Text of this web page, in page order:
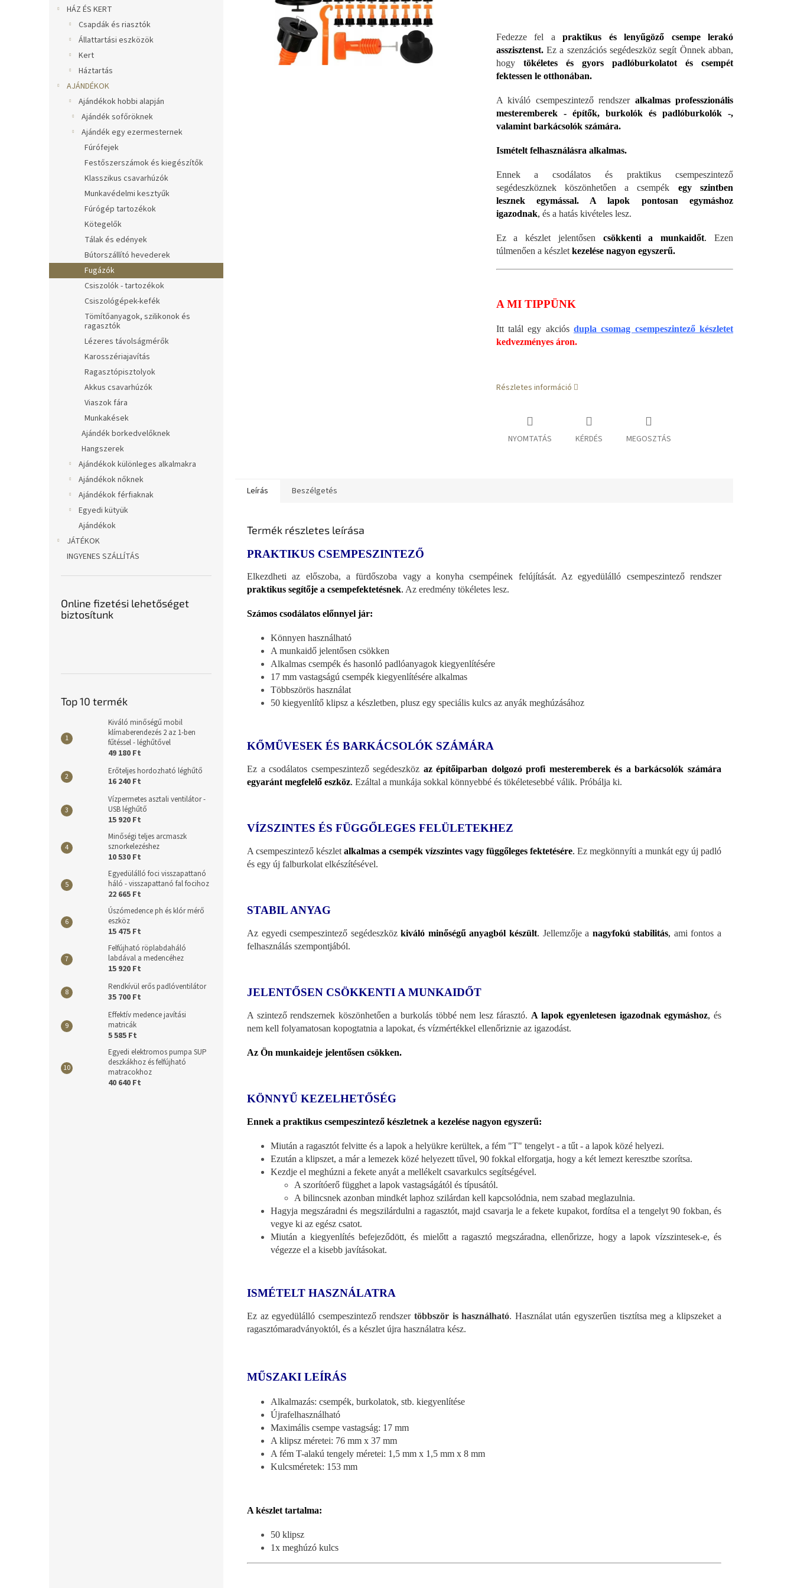
HÁZ ÉS KERT
Csapdák és riasztók
Állattartási eszközök
Kert
Háztartás
AJÁNDÉKOK
Ajándékok hobbi alapján
Ajándék sofőröknek
Ajándék egy ezermesternek
Fúrófejek
Festőszerszámok és kiegészítők
Klasszikus csavarhúzók
Munkavédelmi kesztyűk
Fúrógép tartozékok
Kötegelők
Tálak és edények
Bútorszállító hevederek
Fugázók
Csiszolók - tartozékok
Csiszológépek-kefék
Tömítőanyagok, szilikonok és
ragasztók
Lézeres távolságmérők
Karosszériajavítás
Ragasztópisztolyok
Akkus csavarhúzók
Viaszok fára
Munkakések
Ajándék borkedvelőknek
Hangszerek
Ajándékok különleges alkalmakra
Ajándékok nőknek
Ajándékok férfiaknak
Egyedi kütyük
Ajándékok
JÁTÉKOK
INGYENES SZÁLLÍTÁS
Online fizetési lehetőséget
biztosítunk
Top 10 termék
Kiváló minőségű mobil
klímaberendezés 2 az 1-ben
fűtéssel - léghűtővel
49 180 Ft
Erőteljes hordozható léghűtő
16 240 Ft
Vízpermetes asztali ventilátor -
USB léghűtő
15 920 Ft
Minőségi teljes arcmaszk
sznorkelezéshez
10 530 Ft
Egyedülálló foci visszapattanó
háló - visszapattanó fal focihoz
22 665 Ft
Úszómedence ph és klór mérő
eszköz
15 475 Ft
Felfújható röplabdaháló
labdával a medencéhez
15 920 Ft
Rendkívül erős padlóventilátor
35 700 Ft
Effektív medence javítási
matricák
5 585 Ft
Egyedi elektromos pumpa SUP
deszkákhoz és felfújható
matracokhoz
40 640 Ft
Fedezze fel a praktikus és lenyűgöző csempe lerakó
asszisztenst.Ez a szenzációs segédeszköz segít Önnek abban,
hogytökéletes és gyors padlóburkolatot és csempét
fektessen le otthonában.
A kiváló csempeszintező rendszer alkalmas professzionális
mesteremberek - építők, burkolók és padlóburkolók -,
valamint barkácsolók számára.
Ismételt felhasználásra alkalmas.
Ennek a csodálatos és praktikus csempeszintező
segédeszköznek köszönhetően a csempék egy szintben
lesznek egymással. A lapok pontosan egymáshoz
igazodnak, és a hatás kivételes lesz.
Ez a készlet jelentősen csökkenti a munkaidőt. Ezen
túlmenően a készletkezelése nagyon egyszerű.
A MI TIPPÜNK
Itt talál egy akciós dupla csomag csempeszintező készletet
kedvezményes áron.
Részletes információ
NYOMTATÁS KÉRDÉS MEGOSZTÁS
Leírás Beszélgetés
Termék részletes leírása
PRAKTIKUS CSEMPESZINTEZŐ
Elkezdheti az előszoba, a fürdőszoba vagy a konyha csempéinek felújítását. Az egyedülálló csempeszintező rendszer
praktikus segítője a csempefektetésnek. Az eredmény tökéletes lesz.
Számos csodálatos előnnyel jár:
Könnyen használható
A munkaidő jelentősen csökken
Alkalmas csempék és hasonló padlóanyagok kiegyenlítésére
17 mm vastagságú csempék kiegyenlítésére alkalmas
Többszörös használat
50 kiegyenlítő klipsz a készletben, plusz egy speciális kulcs az anyák meghúzásához
KŐMŰVESEK ÉS BARKÁCSOLÓK SZÁMÁRA
Ez a csodálatos csempeszintező segédeszköz az építőiparban dolgozó profi mesteremberek és a barkácsolók számára
egyaránt megfelelő eszköz. Ezáltal a munkája sokkal könnyebbé és tökéletesebbé válik. Próbálja ki.
VÍZSZINTES ÉS FÜGGŐLEGES FELÜLETEKHEZ
A csempeszintező készlet alkalmas a csempék vízszintes vagy függőleges fektetésére. Ez megkönnyíti a munkát egy új padló
és egy új falburkolat elkészítésével.
STABIL ANYAG
Az egyedi csempeszintező segédeszközkiváló minőségű anyagból készült. Jellemzője a nagyfokú stabilitás, ami fontos a
felhasználás szempontjából.
JELENTŐSEN CSÖKKENTI A MUNKAIDŐT
A szintező rendszernek köszönhetően a burkolás többé nem lesz fárasztó. A lapok egyenletesen igazodnak egymáshoz, és
nem kell folyamatosan kopogtatnia a lapokat, és vízmértékkel ellenőriznie az igazodást.
Az Ön munkaideje jelentősen csökken.
KÖNNYŰ KEZELHETŐSÉG
Ennek a praktikus csempeszintező készletnek a kezelése nagyon egyszerű:
Miután a ragasztót felvitte és a lapok a helyükre kerültek, a fém "T" tengelyt - a tűt - a lapok közé helyezi.
Ezután a klipszet, a már a lemezek közé helyezett tűvel, 90 fokkal elforgatja, hogy a két lemezt keresztbe szorítsa.
Kezdje el meghúzni a fekete anyát a mellékelt csavarkulcs segítségével.
A szorítóerő függhet a lapok vastagságától és típusától.
A bilincsnek azonban mindkét laphoz szilárdan kell kapcsolódnia, nem szabad meglazulnia.
Hagyja megszáradni és megszilárdulni a ragasztót, majd csavarja le a fekete kupakot, fordítsa el a tengelyt 90 fokban, és
vegye ki az egész csatot.
Miután a kiegyenlítés befejeződött, és mielőtt a ragasztó megszáradna, ellenőrizze, hogy a lapok vízszintesek-e, és
végezze el a kisebb javításokat.
ISMÉTELT HASZNÁLATRA
Ez az egyedülálló csempeszintező rendszer többször is használható. Használat után egyszerűen tisztítsa meg a klipszeket a
ragasztómaradványoktól, és a készlet újra használatra kész.
MŰSZAKI LEÍRÁS
Alkalmazás: csempék, burkolatok, stb. kiegyenlítése
Újrafelhasználható
Maximális csempe vastagság: 17 mm
A klipsz méretei: 76 mm x 37 mm
A fém T-alakú tengely méretei: 1,5 mm x 1,5 mm x 8 mm
Kulcsméretek: 153 mm
A készlet tartalma:
50 klipsz
1x meghúzó kulcs